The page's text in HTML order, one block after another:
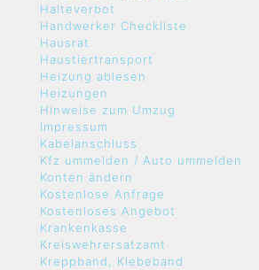
Halteverbot
Handwerker Checkliste
Hausrat
Haustiertransport
Heizung ablesen
Heizungen
Hinweise zum Umzug
Impressum
Kabelanschluss
Kfz ummelden / Auto ummelden
Konten ändern
Kostenlose Anfrage
Kostenloses Angebot
Krankenkasse
Kreiswehrersatzamt
Kreppband, Klebeband